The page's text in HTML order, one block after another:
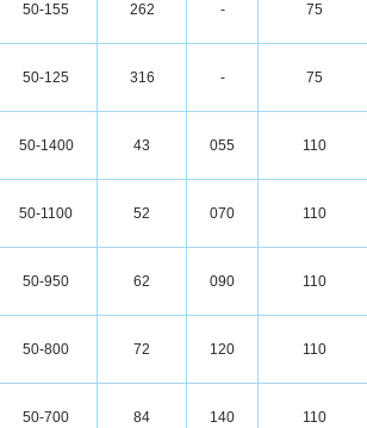
50-155 262 - 75
50-125 316 - 75
50-1400 43 055 110
50-1100 52 070 110
50-950 62 090 110
50-800 72 120 110
50-700 84 140 110